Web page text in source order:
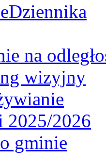
na
wizyjny
2025/2026
gminie